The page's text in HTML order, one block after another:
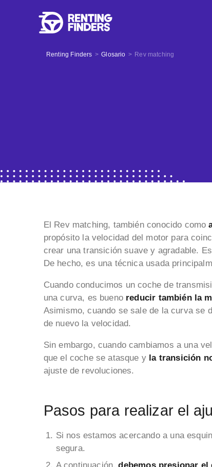
Renting Finders > Glosario > Rev matching
El Rev matching, también conocido como
propósito la velocidad del motor para
crear una transición suave y agradable.
De hecho, es una técnica usada
Cuando conducimos un coche de
una curva, es buenoreducir también la
Asimismo, cuando se sale de la curva se
de nuevo la velocidad.
Sin embargo, cuando cambiamos a una
que el coche se atasque y la transición
ajuste de revoluciones.
Pasos para realizar el
Si nos estamos acercando a una
segura.